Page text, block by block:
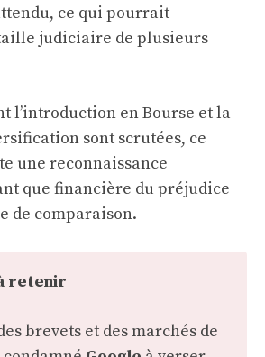
ce qui pourrait
judiciaire de plusieurs
l’introduction en Bourse et la
sont scrutées, ce
une reconnaissance
que financière du préjudice
de comparaison.
retenir
brevets et des marchés de